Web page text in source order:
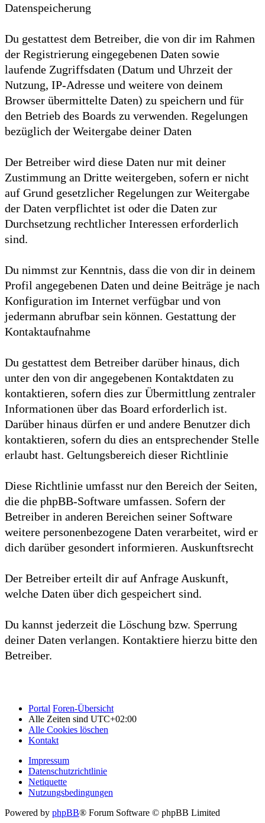
Datenspeicherung
Du gestattest dem Betreiber, die von dir im Rahmen
der Registrierung eingegebenen Daten sowie
laufende Zugriffsdaten (Datum und Uhrzeit der
Nutzung, IP-Adresse und weitere von deinem
Browser übermittelte Daten) zu speichern und für
den Betrieb des Boards zu verwenden. Regelungen
bezüglich der Weitergabe deiner Daten
Der Betreiber wird diese Daten nur mit deiner
Zustimmung an Dritte weitergeben, sofern er nicht
auf Grund gesetzlicher Regelungen zur Weitergabe
der Daten verpflichtet ist oder die Daten zur
Durchsetzung rechtlicher Interessen erforderlich
sind.
Du nimmst zur Kenntnis, dass die von dir in deinem
Profil angegebenen Daten und deine Beiträge je nach
Konfiguration im Internet verfügbar und von
jedermann abrufbar sein können. Gestattung der
Kontaktaufnahme
Du gestattest dem Betreiber darüber hinaus, dich
unter den von dir angegebenen Kontaktdaten zu
kontaktieren, sofern dies zur Übermittlung zentraler
Informationen über das Board erforderlich ist.
Darüber hinaus dürfen er und andere Benutzer dich
kontaktieren, sofern du dies an entsprechender Stelle
erlaubt hast. Geltungsbereich dieser Richtlinie
Diese Richtlinie umfasst nur den Bereich der Seiten,
die die phpBB-Software umfassen. Sofern der
Betreiber in anderen Bereichen seiner Software
weitere personenbezogene Daten verarbeitet, wird er
dich darüber gesondert informieren. Auskunftsrecht
Der Betreiber erteilt dir auf Anfrage Auskunft,
welche Daten über dich gespeichert sind.
Du kannst jederzeit die Löschung bzw. Sperrung
deiner Daten verlangen. Kontaktiere hierzu bitte den
Betreiber.
Portal Foren-Übersicht
Alle Zeiten sind UTC+02:00
Alle Cookies löschen
Kontakt
Impressum
Datenschutzrichtlinie
Netiquette
Nutzungsbedingungen
Powered by phpBB® Forum Software © phpBB Limited